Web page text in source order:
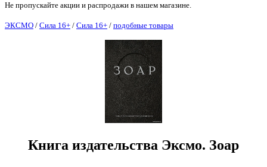
Не пропускайте акции и распродажи в нашем магазине.
ЭКСМО / Сила 16+ / Сила 16+ / подобные товары
Книга издательства Эксмо. Зоар